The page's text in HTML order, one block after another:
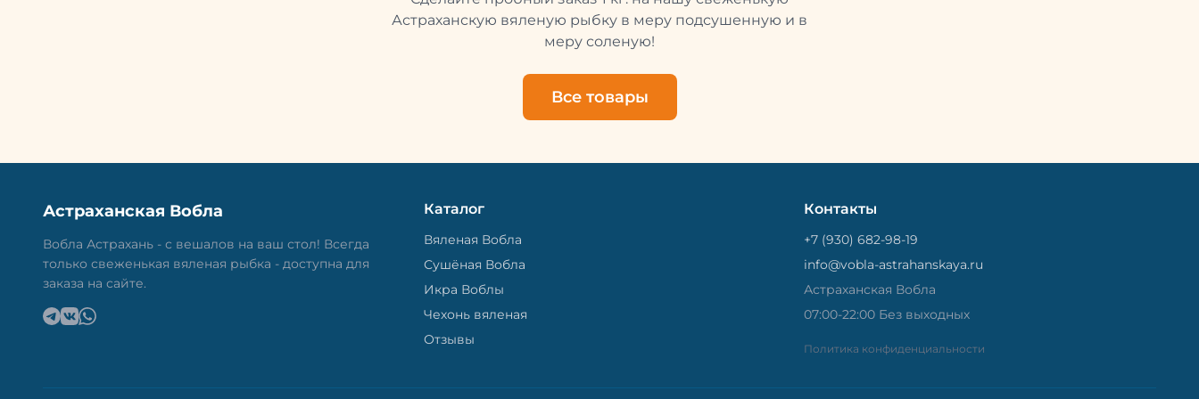
рыбу упаковывают в специальный
пакет, чтобы она не портилась и не
не просто вкусная еда, но и
пример того, как можно сочетать
старые рецепты и современные
вкусно.
Астраханскую вяленую рыбку в меру подсушенную и в
меру соленую!
Все товары
Астраханская Вобла
Вобла Астрахань - с вешалов на ваш стол! Всегда
только свеженькая вяленая рыбка - доступна для
заказа на сайте.
Каталог
Вяленая Вобла
Сушёная Вобла
Икра Воблы
Чехонь вяленая
Отзывы
Контакты
+7 (930) 682-98-19
info@vobla-astrahanskaya.ru
Астраханская Вобла
07:00-22:00 Без выходных
Политика конфиденциальности